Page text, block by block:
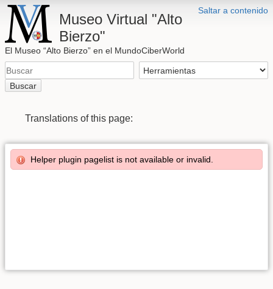
Saltar a contenido
Museo Virtual "Alto
Bierzo"
El Museo “Alto Bierzo” en el MundoCiberWorld
Buscar
Translations of this page:
Helper plugin pagelist is not available or invalid.